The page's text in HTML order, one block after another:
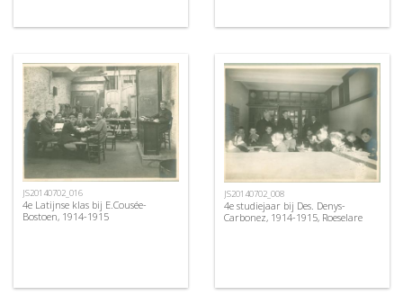
JS20140702_016
4e Latijnse klas bij E.Cousée-
Bostoen, 1914-1915
JS20140702_008
4e studiejaar bij Des. Denys-
Carbonez, 1914-1915, Roeselare